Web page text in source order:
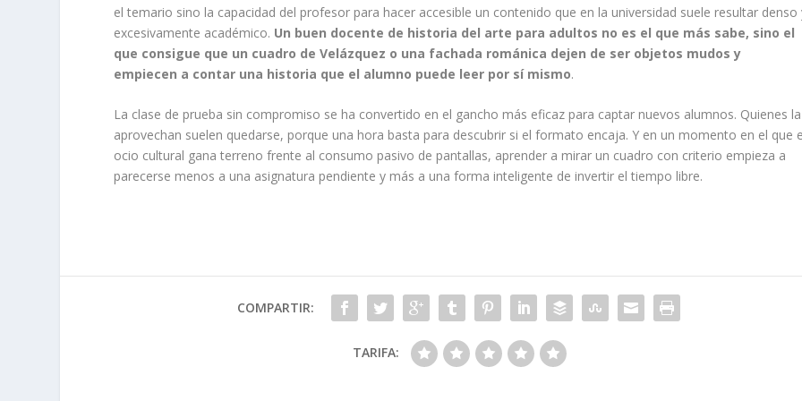
el temario sino la capacidad del profesor para hacer accesible un contenido que en la universidad suele resultar denso
excesivamente académico. Un buen docente de historia del arte para adultos no es el que más sabe, sino el
que consigue que un cuadro de Velázquez o una fachada románica dejen de ser objetos mudos y
empiecen a contar una historia que el alumno puede leer por sí mismo.
La clase de prueba sin compromiso se ha convertido en el gancho más eficaz para captar nuevos alumnos. Quienes la
aprovechan suelen quedarse, porque una hora basta para descubrir si el formato encaja. Y en un momento en el que
ocio cultural gana terreno frente al consumo pasivo de pantallas, aprender a mirar un cuadro con criterio empieza a
parecerse menos a una asignatura pendiente y más a una forma inteligente de invertir el tiempo libre.
COMPARTIR:
TARIFA: